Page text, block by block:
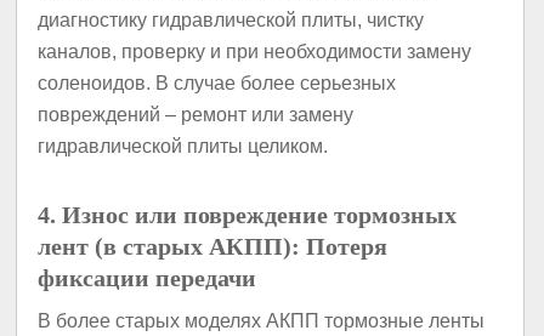
диагностику гидравлической плиты, чистку
каналов, проверку и при необходимости замену
соленоидов. В случае более серьезных
повреждений – ремонт или замену
гидравлической плиты целиком.
4. Износ или повреждение тормозных
лент (в старых АКПП): Потеря
фиксации передачи
В более старых моделях АКПП тормозные ленты